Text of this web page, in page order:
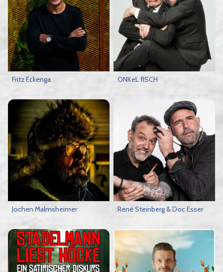
Fritz Eckenga ONKeL fISCH
Jochen Malmsheimer René Steinberg & Doc Esser